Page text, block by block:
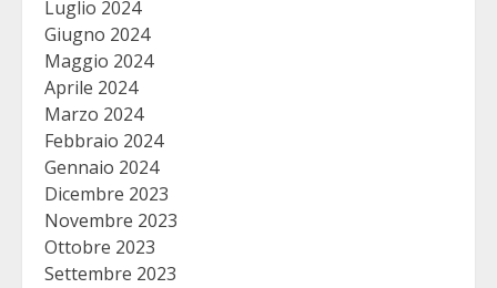
Luglio 2024
Giugno 2024
Maggio 2024
Aprile 2024
Marzo 2024
Febbraio 2024
Gennaio 2024
Dicembre 2023
Novembre 2023
Ottobre 2023
Settembre 2023